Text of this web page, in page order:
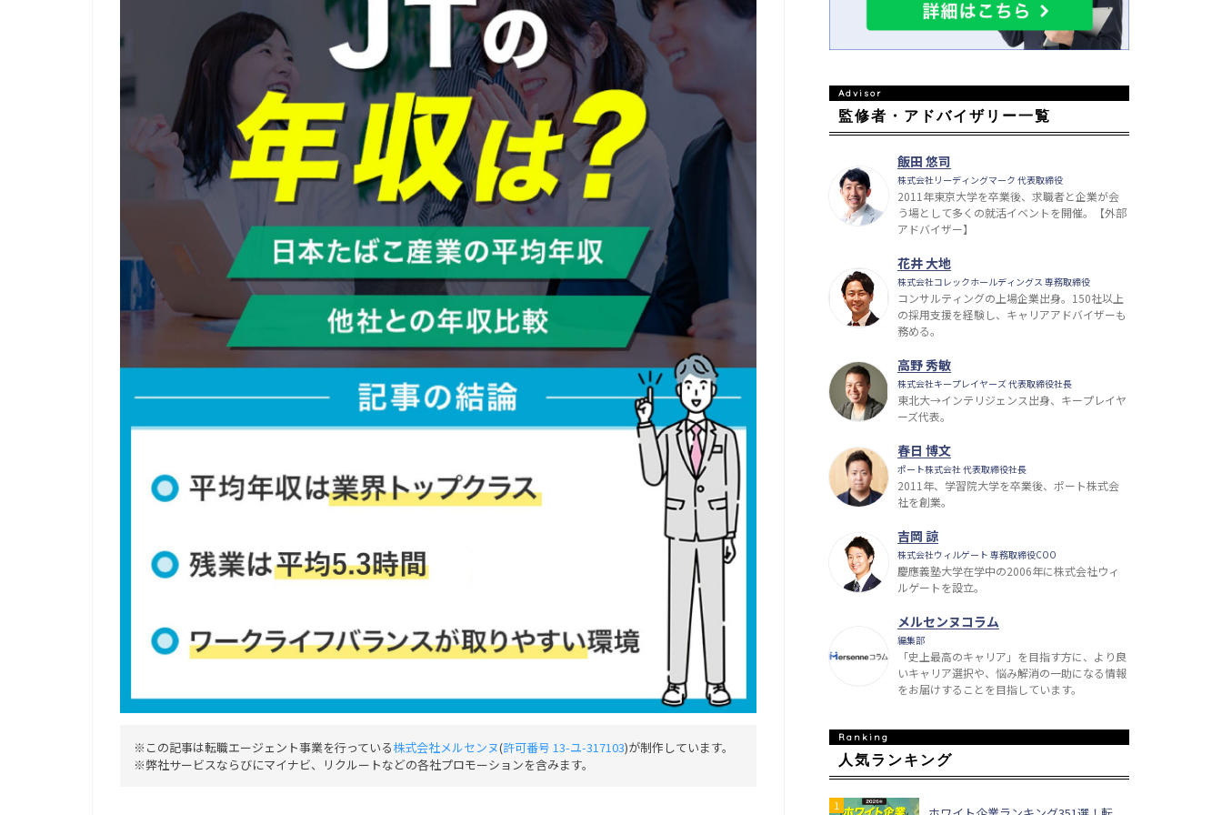
※この記事は転職エージェント事業を行っている株式会社メルセンヌ(許可番号 13-ユ-317103)が制作しています。
※弊社サービスならびにマイナビ、リクルートなどの各社プロモーションを含みます。
監修者・アドバイザリー一覧
飯田 悠司
株式会社リーディングマーク 代表取締役
2011年東京大学を卒業後、求職者と企業が会
う場として多くの就活イベントを開催。【外部
アドバイザー】
花井 大地
株式会社コレックホールディングス 専務取締役
コンサルティングの上場企業出身。150社以上
の採用支援を経験し、キャリアアドバイザーも
務める。
高野 秀敏
株式会社キープレイヤーズ 代表取締役社長
東北大→インテリジェンス出身、キープレイヤ
ーズ代表。
春日 博文
ポート株式会社 代表取締役社長
2011年、学習院大学を卒業後、ポート株式会
社を創業。
吉岡 諒
株式会社ウィルゲート 専務取締役COO
慶應義塾大学在学中の2006年に株式会社ウィ
ルゲートを設立。
メルセンヌコラム
編集部
「史上最高のキャリア」を目指す方に、より良
いキャリア選択や、悩み解消の一助になる情報
をお届けすることを目指しています。
人気ランキング